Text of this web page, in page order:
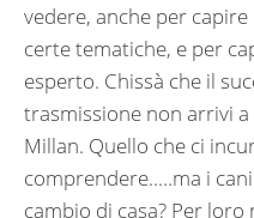
vedere, anche per
certe tematiche, e per
esperto. Chissà che il
trasmissione non arrivi
Millan. Quello che ci
comprendere..…ma i
cambio di casa? Per